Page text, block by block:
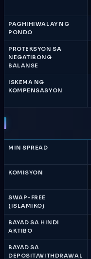
PAGHIHIWALAY NG
PONDO
PROTEKSYON SA
NEGATIBONG
BALANSE
ISKEMA NG
KOMPENSASYON
MIN SPREAD
KOMISYON
SWAP-FREE
(ISLAMIKO)
BAYAD SA HINDI
AKTIBO
BAYAD SA
DEPOSIT/WITHDRAWAL